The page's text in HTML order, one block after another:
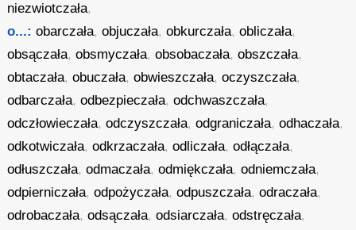
niezwiotczała,
o...: obarczała,objuczała,obkurczała,obliczała,
obsączała,obsmyczała,obsobaczała,obszczała,
obtaczała,obuczała,obwieszczała,oczyszczała,
odbarczała,odbezpieczała,odchwaszczała,
odczłowieczała,odczyszczała,odgraniczała,odhaczała,
odkotwiczała,odkrzaczała,odliczała,odłączała,
odłuszczała,odmaczała,odmiękczała,odniemczała,
odpierniczała,odpożyczała,odpuszczała,odraczała,
odrobaczała,odsączała,odsiarczała,odstręczała,